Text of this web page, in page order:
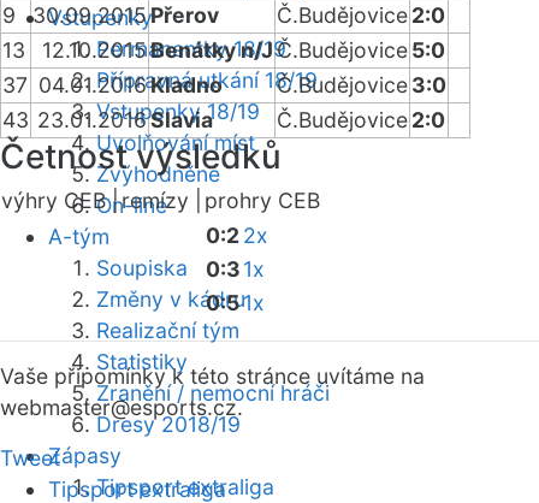
Vstupenky
Permanentky 18/19
Přípravná utkání 18/19
Vstupenky 18/19
Uvolňování míst
Zvýhodněné
On-line
A-tým
Soupiska
Změny v kádru
Realizační tým
Statistiky
Zranění / nemocní hráči
Dresy 2018/19
Zápasy
Tipsport extraliga
9 30.09.2015Přerov Č.Budějovice2:0
13
12.10.2015Benátky n/JČ.Budějovice5:0
37 04.01.2016Kladno Č.Budějovice3:0
43 23.01.2016Slavia Č.Budějovice2:0
Četnost výsledků
výhry CEB |remízy |
prohry CEB
0:22x
0:31x
0:51x
Vaše připomínky k této stránce uvítáme na
webmaster@esports.cz.
Tweet
Tipsport extraliga